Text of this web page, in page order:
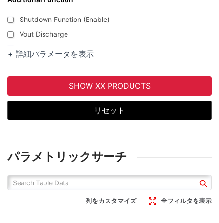
Shutdown Function (Enable)
Vout Discharge
Thermal Shut-down
Over Voltage Protection
+ 詳細パラメータを表示
SHOW XX PRODUCTS
リセット
パラメトリックサーチ
列をカスタマイズ 全フィルタを表示